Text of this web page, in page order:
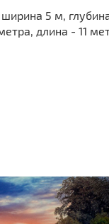
5 м,
длина - 11